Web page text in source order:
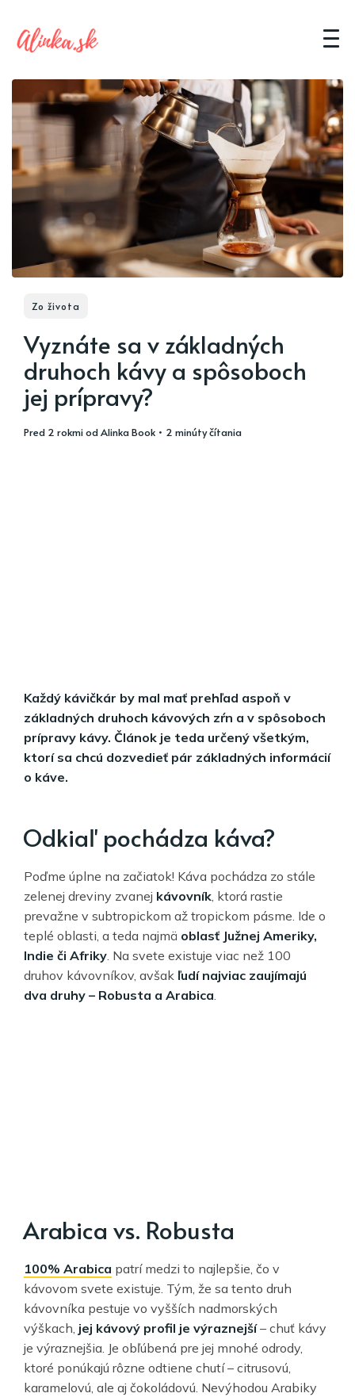
Zo života
Vyznáte sa v základných
druhoch kávy a spôsoboch
jej prípravy?
pred 2 rokmiodAlinka Book • 2 minúty čítania
Každý kávičkár by mal mať prehľad aspoň v
základných druhoch kávových zŕn a v spôsoboch
prípravy kávy. Článok je teda určený všetkým,
ktorí sa chcú dozvedieť pár základných informácií
o káve.
Odkiaľ pochádza káva?
Poďme úplne na začiatok! Káva pochádza zo stále
zelenej dreviny zvanej kávovník, ktorá rastie
prevažne v subtropickom až tropickom pásme. Ide o
teplé oblasti, a teda najmä oblasť Južnej Ameriky,
Indie či Afriky. Na svete existuje viac než 100
druhov kávovníkov, avšak ľudí najviac zaujímajú
dva druhy – Robusta a Arabica.
Arabica vs. Robusta
100% Arabica patrí medzi to najlepšie, čo v
kávovom svete existuje. Tým, že sa tento druh
kávovníka pestuje vo vyšších nadmorských
výškach, jej kávový profil je výraznejší– chuť kávy
je výraznejšia. Je obľúbená pre jej mnohé odrody,
ktoré ponúkajú rôzne odtiene chutí – citrusovú,
karamelovú, ale aj čokoládovú. Nevýhodou Arabiky